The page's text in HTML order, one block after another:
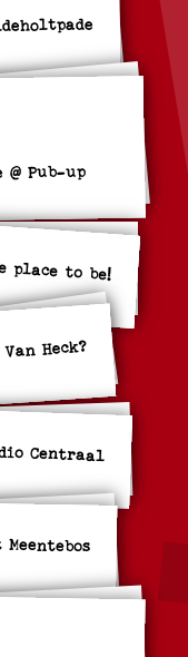
Pub-up
place to be!
Heck?
Centraal